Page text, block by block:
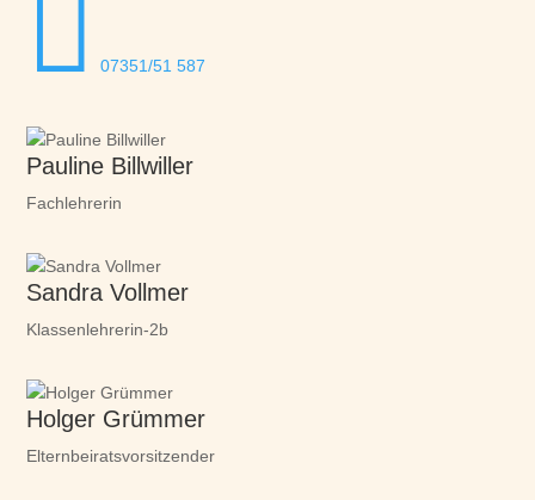
 07351/51 587
Pauline Billwiller
Fachlehrerin
Sandra Vollmer
Klassenlehrerin-2b
Holger Grümmer
Elternbeiratsvorsitzender